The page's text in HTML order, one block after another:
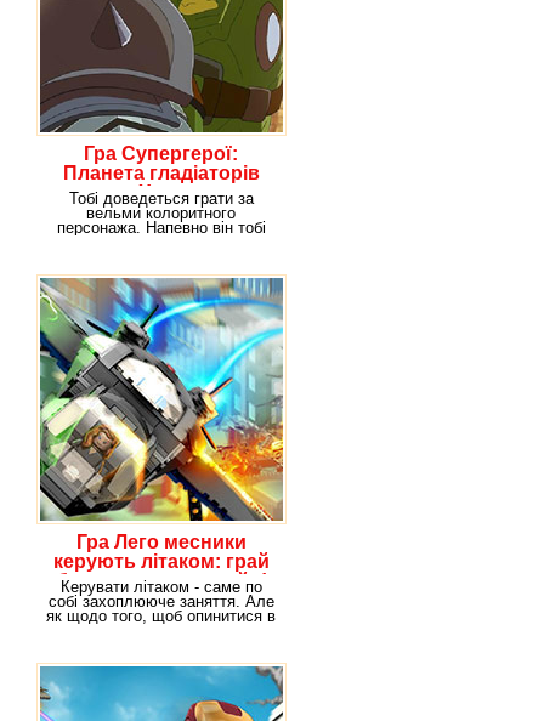
Гра Супергерої:
Планета гладіаторів
Халк
Тобі доведеться грати за
вельми колоритного
персонажа. Напевно він тобі
Гра Лего месники
керують літаком: грай
безкоштовно онлайн!
Керувати літаком - саме по
собі захоплююче заняття. Але
як щодо того, щоб опинитися в